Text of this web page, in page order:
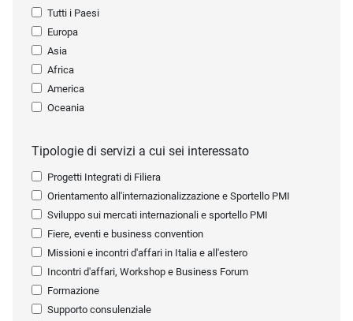
Tutti i Paesi
Europa
Asia
Africa
America
Oceania
Tipologie di servizi a cui sei interessato
Progetti Integrati di Filiera
Orientamento all'internazionalizzazione e Sportello PMI
Sviluppo sui mercati internazionali e sportello PMI
Fiere, eventi e business convention
Missioni e incontri d'affari in Italia e all'estero
Incontri d'affari, Workshop e Business Forum
Formazione
Supporto consulenziale